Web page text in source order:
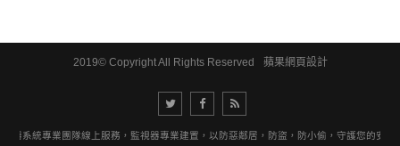
2019© Copyright All Rights Reserved 蘋果網頁設計
器系統專業團隊線上服務，監視器專業建置，以防惡鄰居，防盜，防小偷，守護您的安